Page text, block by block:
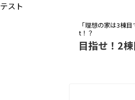
テスト
「理想の家は3棟
t！？
目指せ！2